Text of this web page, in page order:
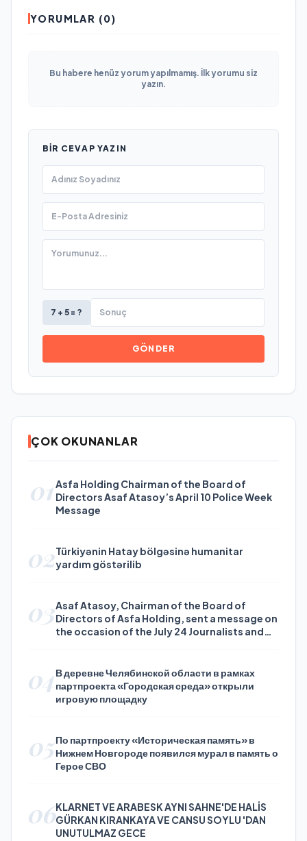
YORUMLAR (0)
Bu habere henüz yorum yapılmamış. İlk yorumu siz
yazın.
BIR CEVAP YAZIN
7 + 5 = ?
GÖNDER
ÇOK OKUNANLAR
01Asfa Holding Chairman of the Board of
Directors Asaf Atasoy’s April 10 Police Week
Message
02Türkiyənin Hatay bölgəsinə humanitar
yardım göstərilib
03Asaf Atasoy, Chairman of the Board of
Directors of Asfa Holding, sent a message on
the occasion of the July 24 Journalists and
04В деревне Челябинской области в рамках
партпроекта «Городская среда» открыли
игровую площадку
05По партпроекту «Историческая память» в
Нижнем Новгороде появился мурал в память о
Герое СВО
06KLARNET VE ARABESK AYNI SAHNE'DE HALİS
GÜRKAN KIRANKAYA VE CANSU SOYLU 'DAN
UNUTULMAZ GECE